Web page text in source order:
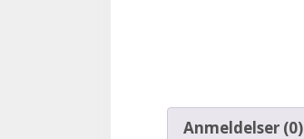
Anmeldelser (0)